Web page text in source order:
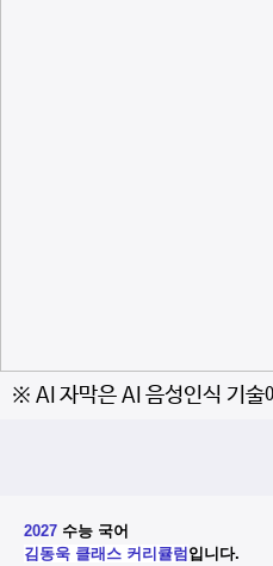
※ AI 자막은 AI 음성인식 기술
2027 수능 국어
김동욱 클래스 커리큘럼 입니다.